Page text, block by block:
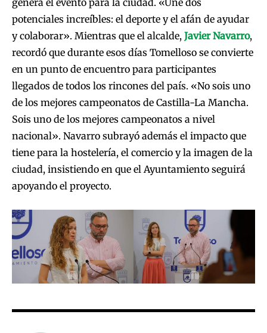
potenciales increíbles: el deporte y el afán de ayudar
y colaborar». Mientras que el alcalde, Javier Navarro,
recordó que durante esos días Tomelloso se convierte
en un punto de encuentro para participantes
llegados de todos los rincones del país. «No sois uno
de los mejores campeonatos de Castilla-La Mancha.
Sois uno de los mejores campeonatos a nivel
nacional». Navarro subrayó además el impacto que
tiene para la hostelería, el comercio y la imagen de la
ciudad, insistiendo en que el Ayuntamiento seguirá
apoyando el proyecto.